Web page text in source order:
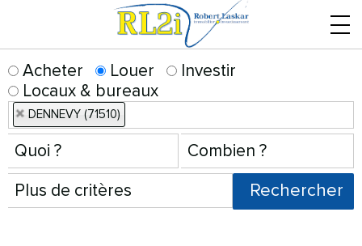
Acheter Louer
Investir
Locaux & bureaux
DENNEVY (71510)